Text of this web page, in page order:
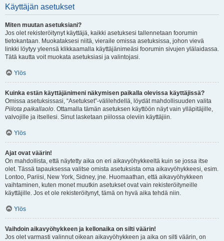
Käyttäjän asetukset
Miten muutan asetuksiani?
Jos olet rekisteröitynyt käyttäjä, kaikki asetuksesi tallennetaan foorumin
tietokantaan. Muokataksesi niitä, vieraile omissa asetuksissa, johon vievä
linkki löytyy yleensä klikkaamalla käyttäjänimeäsi foorumin sivujen ylälaidassa.
Tätä kautta voit muokata asetuksiasi ja valintojasi.
Ylös
Kuinka estän käyttäjänimeni näkymisen paikalla olevissa käyttäjissä?
Omissa asetuksissasi, “Asetukset”-välilehdellä, löydät mahdollisuuden valita
Piilota paikallaolo. Ottamalla tämän asetuksen käyttöön näyt vain ylläpitäjille,
valvojille ja itsellesi. Sinut lasketaan piilossa oleviin käyttäjiin.
Ylös
Ajat ovat väärin!
On mahdollista, että näytetty aika on eri aikavyöhykkeeltä kuin se jossa itse
olet. Tässä tapauksessa valitse omista asetuksista oma aikavyöhykkeesi, esim.
Lontoo, Pariisi, New York, Sidney, jne. Huomaathan, että aikavyöhykkeen
vaihtaminen, kuten monet muutkin asetukset ovat vain rekisteröityneille
käyttäjille. Jos et ole rekisteröitynyt, tämä on hyvä aika tehdä niin.
Ylös
Vaihdoin aikavyöhykkeen ja kellonaika on silti väärin!
Jos olet varmasti valinnut oikean aikavyöhykkeen ja aika on silti väärin, on